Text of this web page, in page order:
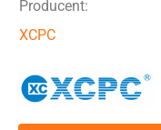
Producent:
XCPC